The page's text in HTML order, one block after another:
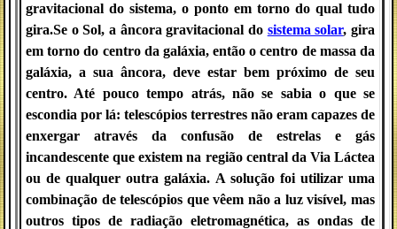
gravitacional do sistema, o ponto em torno do qual tudo
gira.Se o Sol, a âncora gravitacional do sistema solar, gira
em torno do centro da galáxia, então o centro de massa da
galáxia, a sua âncora, deve estar bem próximo de seu
centro. Até pouco tempo atrás, não se sabia o que se
escondia por lá: telescópios terrestres não eram capazes de
enxergar através da confusão de estrelas e gás
incandescente que existem na região central da Via Láctea
ou de qualquer outra galáxia. A solução foi utilizar uma
combinação de telescópios que vêem não a luz visível, mas
outros tipos de radiação eletromagnética, as ondas de